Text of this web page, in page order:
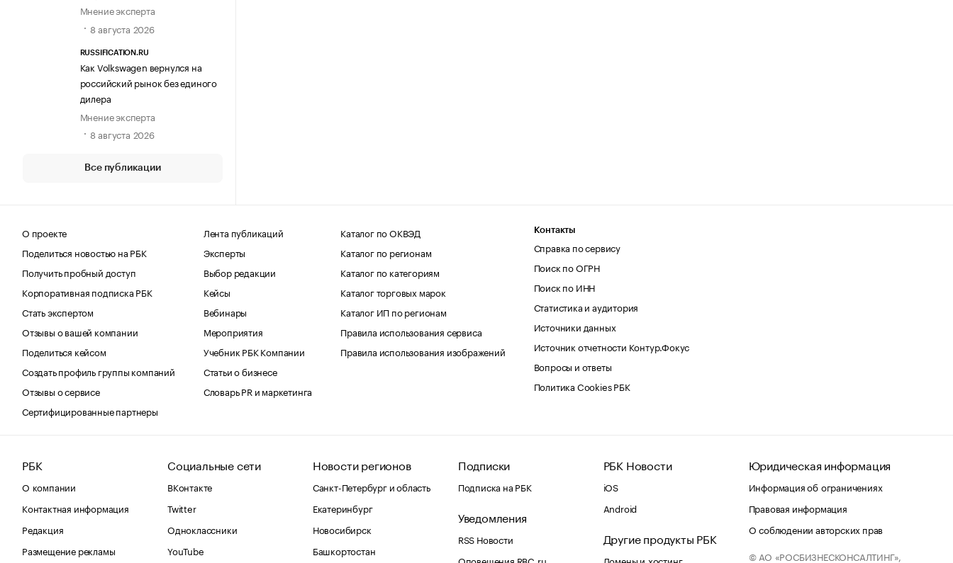
Мнение эксперта
8 августа 2026
RUSSIFICATION.RU
Как Volkswagen вернулся на
российский рынок без единого
дилера
Мнение эксперта
8 августа 2026
Все публикации
О проекте
Поделиться новостью на РБК
Получить пробный доступ
Корпоративная подписка РБК
Стать экспертом
Отзывы о вашей компании
Поделиться кейсом
Создать профиль группы компаний
Отзывы о сервисе
Сертифицированные партнеры
Лента публикаций
Эксперты
Выбор редакции
Кейсы
Вебинары
Мероприятия
Учебник РБК Компании
Статьи о бизнесе
Словарь PR и маркетинга
Каталог по ОКВЭД
Каталог по регионам
Каталог по категориям
Каталог торговых марок
Каталог ИП по регионам
Правила использования сервиса
Правила использования изображений
Контакты
Справка по сервису
Поиск по ОГРН
Поиск по ИНН
Статистика и аудитория
Источники данных
Источник отчетности Контур.Фокус
Вопросы и ответы
Политика Cookies РБК
РБК
О компании
Контактная информация
Редакция
Размещение рекламы
Социальные сети
ВКонтакте
Twitter
Одноклассники
YouTube
Новости регионов
Санкт-Петербург и область
Екатеринбург
Новосибирск
Башкортостан
Подписки
Подписка на РБК
Уведомления
RSS Новости
Оповещения RBC.ru
РБК Новости
iOS
Android
Другие продукты РБК
Домены и хостинг
Юридическая информация
Информация об ограничениях
Правовая информация
О соблюдении авторских прав
© АО «РОСБИЗНЕСКОНСАЛТИНГ»,